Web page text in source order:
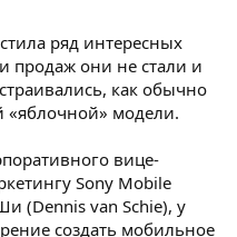
ряд интересных
продаж они не стали и
как обычно
«яблочной» модели.
вице-
Sony Mobile
(Dennis van Schie), у
создать мобильное